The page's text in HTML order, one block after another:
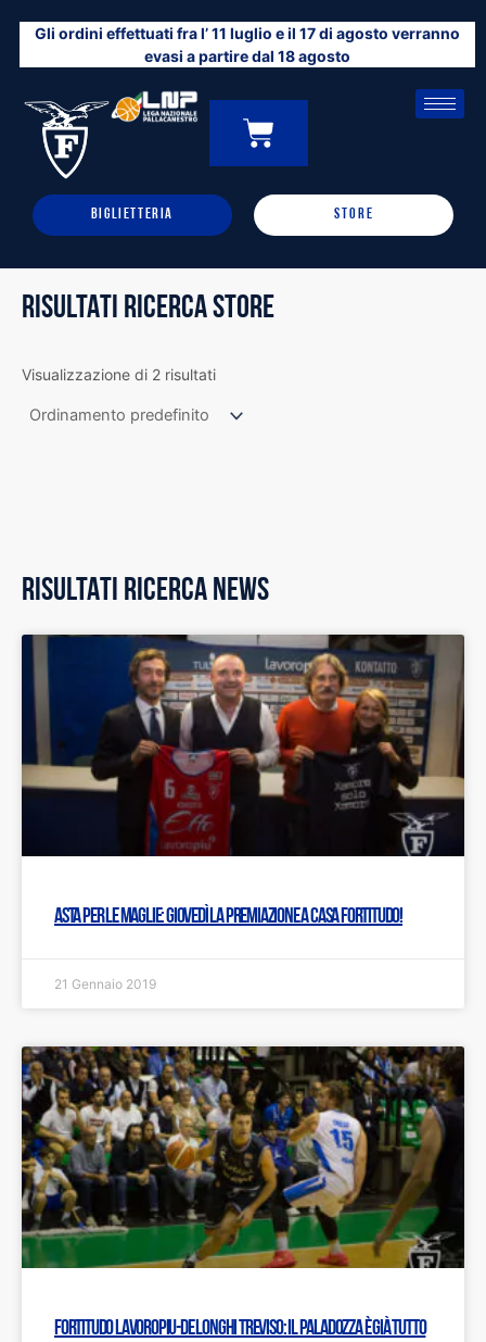
contenuto
Gli ordini effettuati fra l’ 11 luglio e il 17 di agosto verranno
evasi a partire dal 18 agosto
0
CARRELLO
BIGLIETTERIA STORE
RISULTATI RICERCA STORE
Visualizzazione di 2 risultati
RISULTATI RICERCA NEWS
Asta per le maglie: Giovedì la premiazione a Casa Fortitudo!
21 Gennaio 2019
Fortitudo Lavoropiu-De Longhi Treviso: Il PalaDozza è già tutto